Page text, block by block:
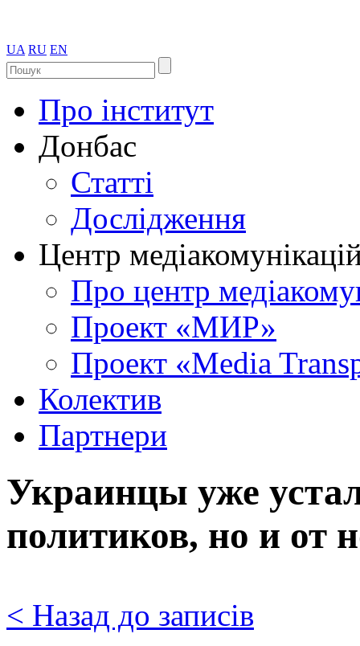
UA RU EN
Про інститут
Донбас
Статті
Дослідження
Центр
Про центр
Проект «МИР»
Проект «Media
Колектив
Партнери
Украинцы уже
политиков, но и от
< Назад до записів